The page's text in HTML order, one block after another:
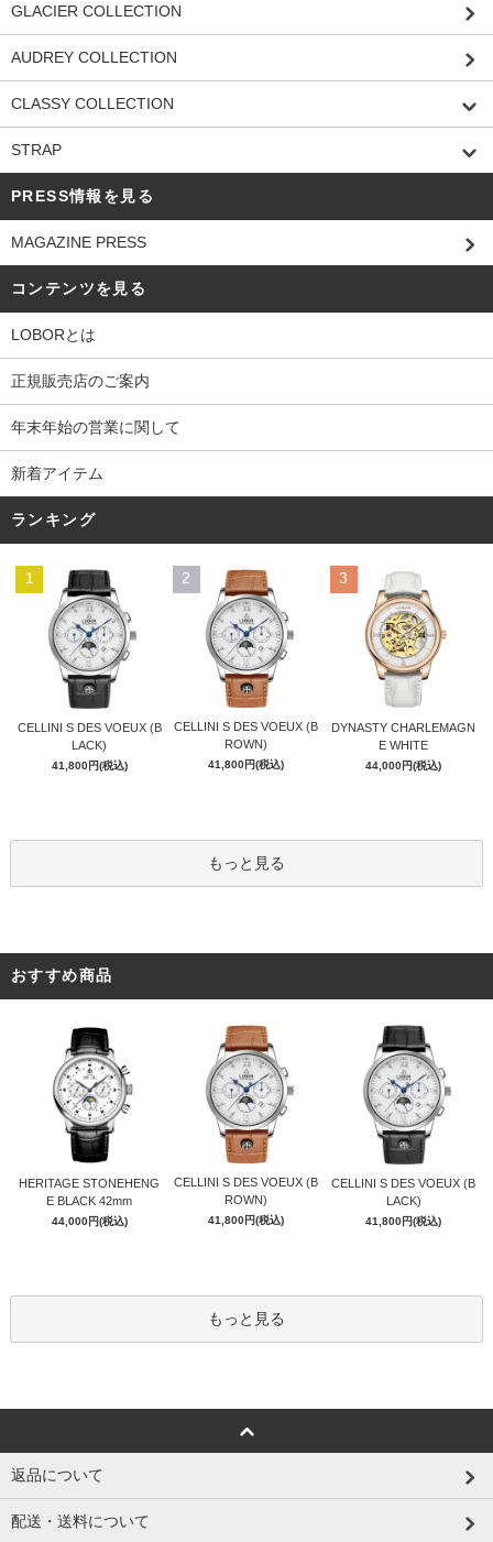
GLACIER COLLECTION
AUDREY COLLECTION
CLASSY COLLECTION
STRAP
PRESS情報を見る
MAGAZINE PRESS
コンテンツを見る
LOBORとは
正規販売店のご案内
年末年始の営業に関して
新着アイテム
ランキング
1
CELLINI S DES VOEUX (B
LACK)
41,800円(税込)
2
CELLINI S DES VOEUX (B
ROWN)
41,800円(税込)
3
DYNASTY CHARLEMAGN
E WHITE
44,000円(税込)
もっと見る
おすすめ商品
HERITAGE STONEHENG
E BLACK 42mm
44,000円(税込)
CELLINI S DES VOEUX (B
ROWN)
41,800円(税込)
CELLINI S DES VOEUX (B
LACK)
41,800円(税込)
もっと見る
返品について
配送・送料について